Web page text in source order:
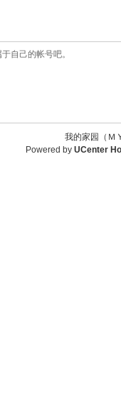
自己的帐号吧。
我的家园（
Powered by UCenter